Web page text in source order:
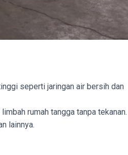
seperti jaringan air bersih dan
rumah tangga tanpa tekanan.
lainnya.